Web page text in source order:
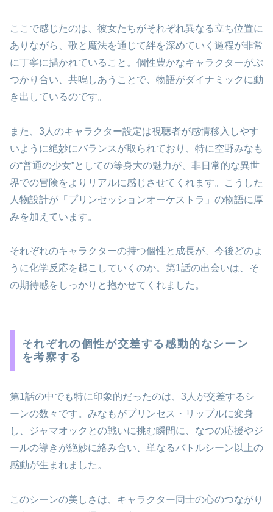
ここで感じたのは、彼女たちがそれぞれ異なる立ち位置に
ありながら、歌と魔法を通じて絆を深めていく過程が非常
に丁寧に描かれていること。個性豊かなキャラクターがぶ
つかり合い、共鳴しあうことで、物語がダイナミックに動
き出しているのです。
また、3人のキャラクター設定は視聴者が感情移入しやす
いように絶妙にバランスが取られており、特に空野みなも
の“普通の少女”としての等身大の魅力が、非日常的な異世
界での冒険をよりリアルに感じさせてくれます。こうした
人物設計が「プリンセッションオーケストラ」の物語に厚
みを加えています。
それぞれのキャラクターの持つ個性と成長が、今後どのよ
うに化学反応を起こしていくのか。第1話の出会いは、そ
の期待感をしっかりと抱かせてくれました。
それぞれの個性が交差する感動的なシーン
を考察する
第1話の中でも特に印象的だったのは、3人が交差するシ
ーンの数々です。みなもがプリンセス・リップルに変身
し、ジャマオックとの戦いに挑む瞬間に、なつの応援やジ
ールの導きが絶妙に絡み合い、単なるバトルシーン以上の
感動が生まれました。
このシーンの美しさは、キャラクター同士の心のつながり